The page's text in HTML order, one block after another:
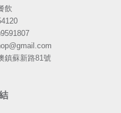
飲
鎮蘇新路81號